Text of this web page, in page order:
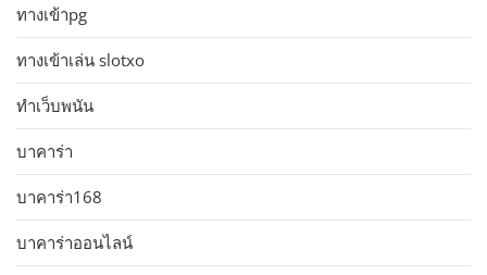
ทางเข้าpg
ทางเข้าเล่น slotxo
ทำเว็บพนัน
บาคาร่า
บาคาร่า168
บาคาร่าออนไลน์